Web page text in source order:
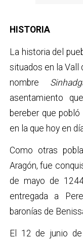
HISTORIA
La historia del
situados en la Vall
nombre
asentamiento
bereber que
en la que hoy en
Como otras
Aragón, fue
de mayo de
entregada a
baronías de
El 12 de junio